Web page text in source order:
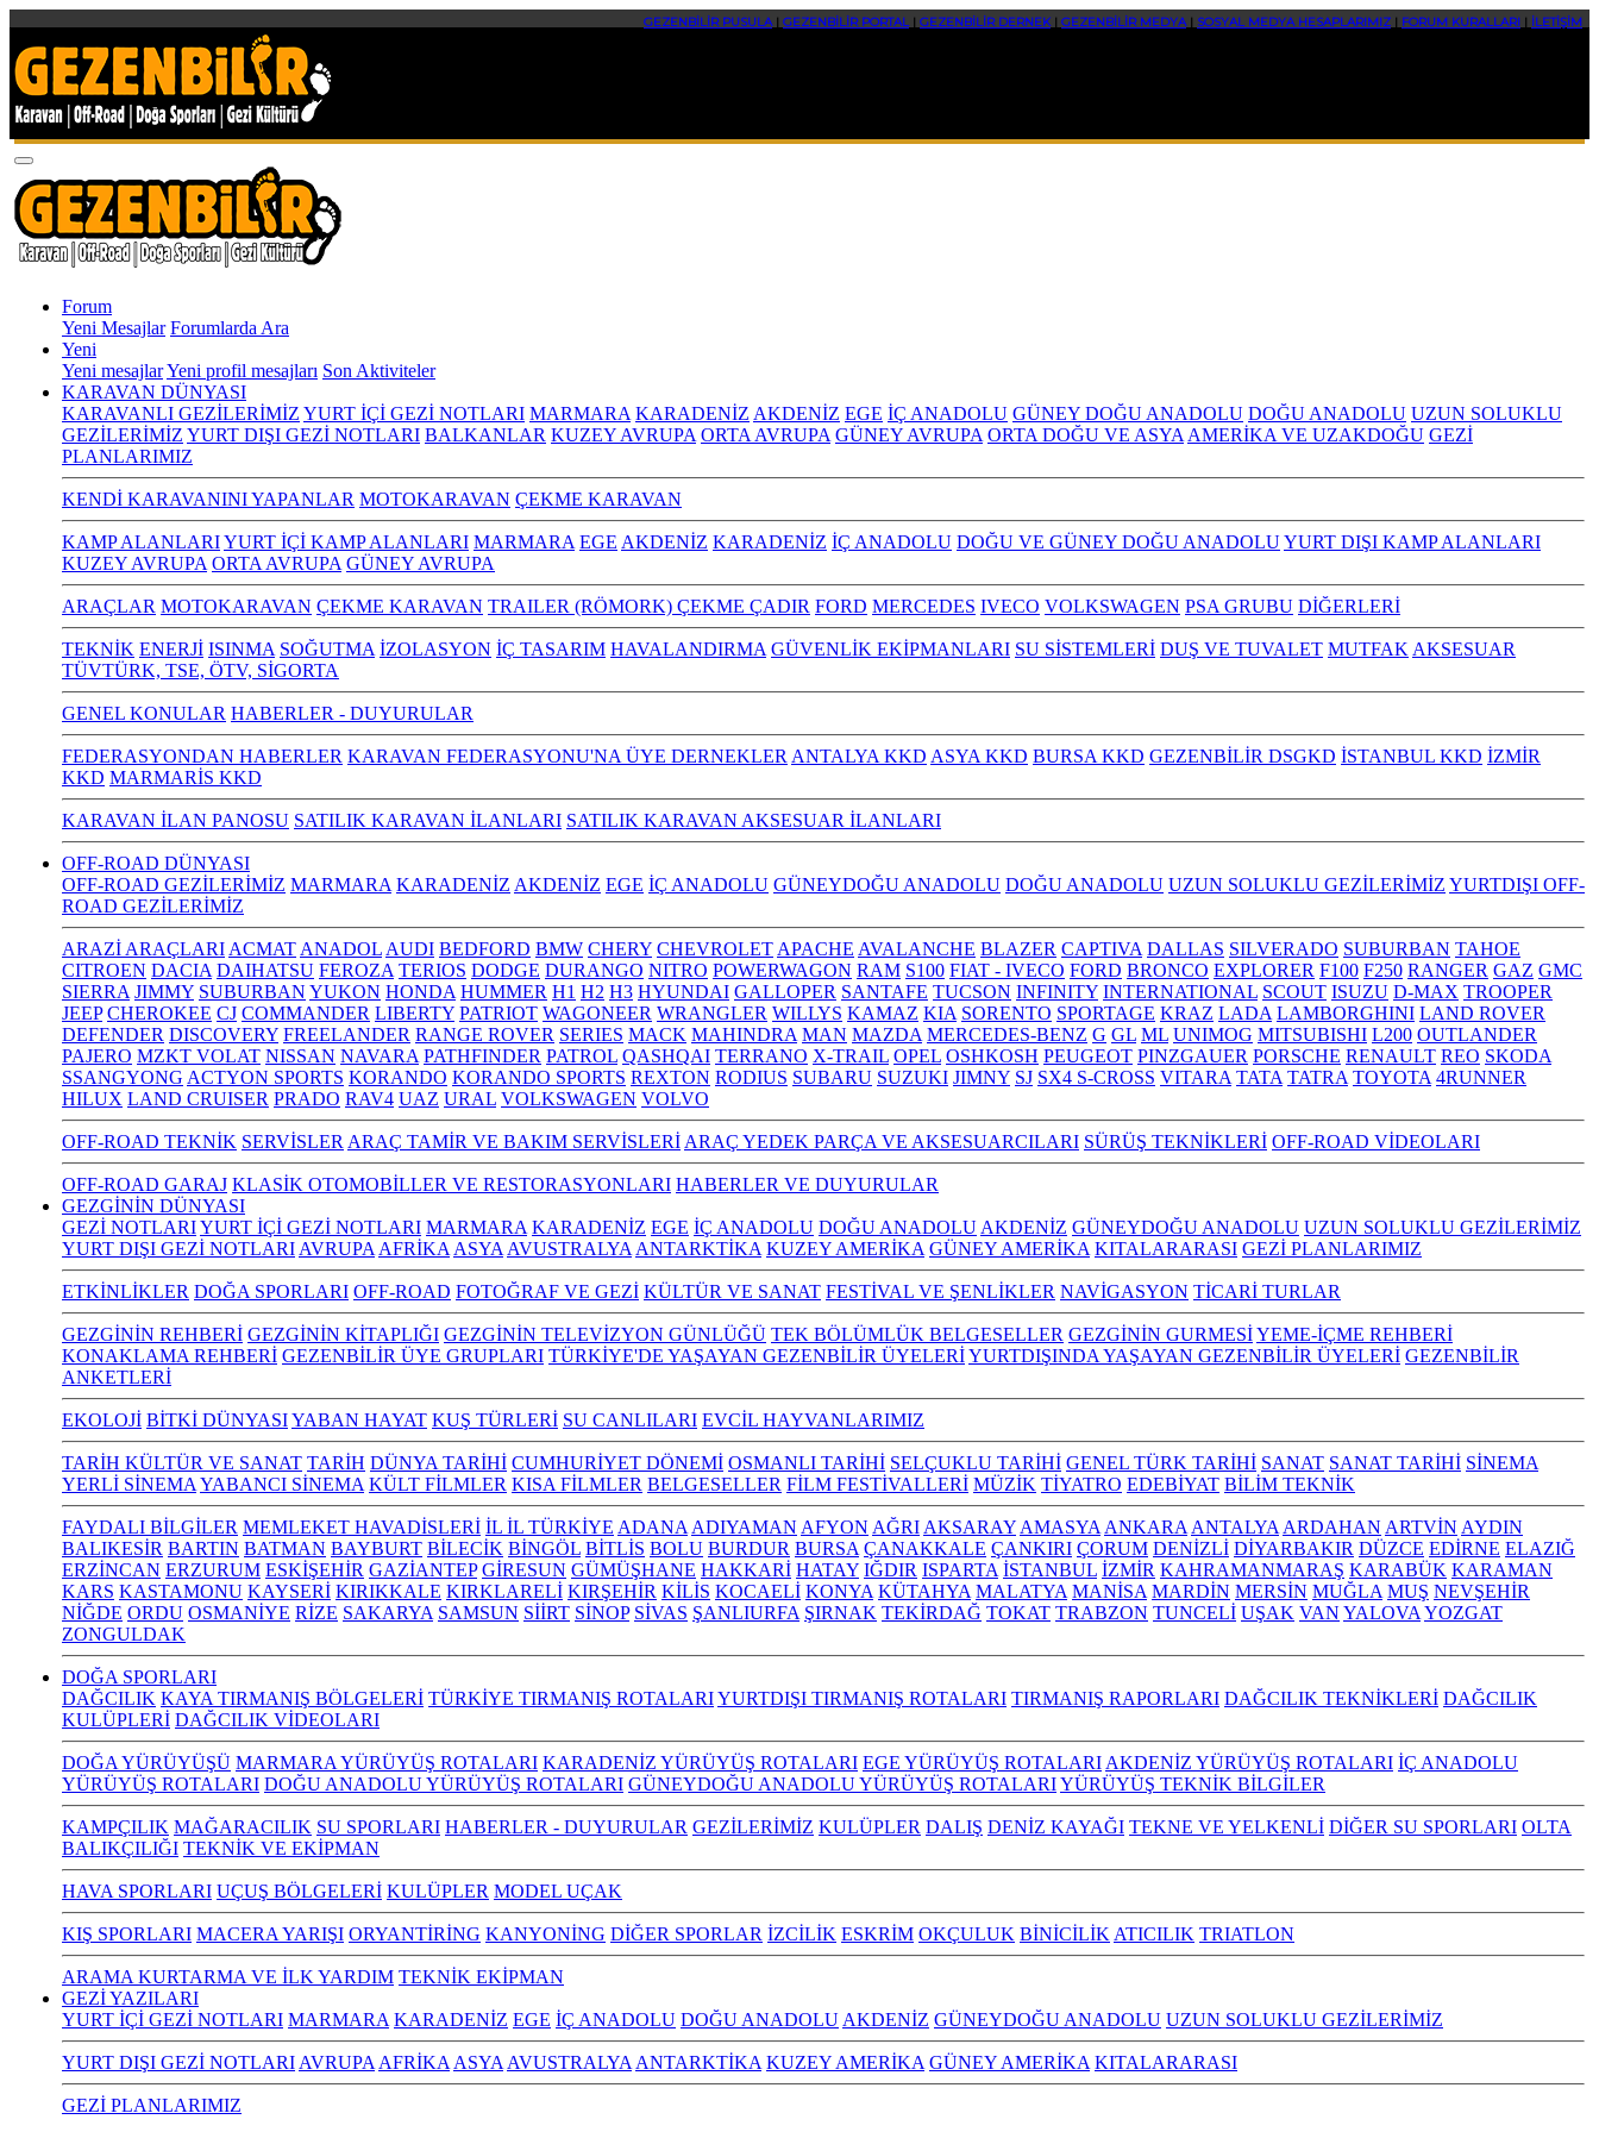
GEZENBİLİR PUSULA| GEZENBİLİR PORTAL| GEZENBİLİR DERNEK| GEZENBİLİR MEDYA| SOSYAL MEDYA HESAPLARIMIZ | FORUM KURALLARI | İLETİŞİM
Forum
Yeni Mesajlar Forumlarda Ara
Yeni
Yeni mesajlarYeni profil mesajları Son Aktiviteler
KARAVAN DÜNYASI
KARAVANLI GEZİLERİMİZ YURT İÇİ GEZİ NOTLARI MARMARA KARADENİZ AKDENİZ EGE İÇ ANADOLU GÜNEY DOĞU ANADOLU DOĞU ANADOLU UZUN SOLUKLU
GEZİLERİMİZ YURT DIŞI GEZİ NOTLARI BALKANLAR KUZEY AVRUPA ORTA AVRUPA GÜNEY AVRUPA ORTA DOĞU VE ASYA AMERİKA VE UZAKDOĞU GEZİ
PLANLARIMIZ
KENDİ KARAVANINI YAPANLAR MOTOKARAVAN ÇEKME KARAVAN
KAMP ALANLARIYURT İÇİ KAMP ALANLARI MARMARA EGE AKDENİZ KARADENİZ İÇ ANADOLU DOĞU VE GÜNEY DOĞU ANADOLUYURT DIŞI KAMP ALANLARI
KUZEY AVRUPA ORTA AVRUPA GÜNEY AVRUPA
ARAÇLAR MOTOKARAVAN ÇEKME KARAVAN TRAILER (RÖMORK) ÇEKME ÇADIR FORD MERCEDES IVECO VOLKSWAGEN PSA GRUBU DİĞERLERİ
TEKNİK ENERJİ ISINMA SOĞUTMA İZOLASYON İÇ TASARIM HAVALANDIRMA GÜVENLİK EKİPMANLARI SU SİSTEMLERİ DUŞ VE TUVALET MUTFAK AKSESUAR
TÜVTÜRK, TSE, ÖTV, SİGORTA
GENEL KONULAR HABERLER - DUYURULAR
FEDERASYONDAN HABERLER KARAVAN FEDERASYONU'NA ÜYE DERNEKLER ANTALYA KKD ASYA KKD BURSA KKD GEZENBİLİR DSGKD İSTANBUL KKD İZMİR
KKD MARMARİS KKD
KARAVAN İLAN PANOSU SATILIK KARAVAN İLANLARI SATILIK KARAVAN AKSESUAR İLANLARI
OFF-ROAD DÜNYASI
OFF-ROAD GEZİLERİMİZ MARMARA KARADENİZ AKDENİZ EGE İÇ ANADOLU GÜNEYDOĞU ANADOLU DOĞU ANADOLU UZUN SOLUKLU GEZİLERİMİZ YURTDIŞI OFF-
ROAD GEZİLERİMİZ
ARAZİ ARAÇLARI ACMAT ANADOL AUDI BEDFORD BMW CHERY CHEVROLET APACHE AVALANCHE BLAZER CAPTIVA DALLAS SILVERADO SUBURBAN TAHOE
CITROEN DACIA DAIHATSU FEROZA TERIOS DODGE DURANGO NITRO POWERWAGON RAM S100 FIAT - IVECO FORD BRONCO EXPLORER F100 F250 RANGER GAZ GMC
SIERRA JIMMY SUBURBAN YUKON HONDA HUMMER H1 H2 H3 HYUNDAI GALLOPER SANTAFE TUCSON INFINITY INTERNATIONAL SCOUT ISUZU D-MAX TROOPER
JEEP CHEROKEE CJ COMMANDER LIBERTY PATRIOT WAGONEER WRANGLER WILLYS KAMAZ KIA SORENTO SPORTAGE KRAZ LADA LAMBORGHINI LAND ROVER
DEFENDER DISCOVERY FREELANDER RANGE ROVER SERIES MACK MAHINDRA MAN MAZDA MERCEDES-BENZ G GL ML UNIMOG MITSUBISHI L200 OUTLANDER
PAJERO MZKT VOLAT NISSAN NAVARA PATHFINDER PATROL QASHQAI TERRANO X-TRAIL OPEL OSHKOSH PEUGEOT PINZGAUER PORSCHE RENAULT REO SKODA
SSANGYONG ACTYON SPORTS KORANDO KORANDO SPORTS REXTON RODIUS SUBARU SUZUKI JIMNY SJ SX4 S-CROSS VITARA TATA TATRA TOYOTA 4RUNNER
HILUX LAND CRUISER PRADO RAV4 UAZ URAL VOLKSWAGEN VOLVO
OFF-ROAD TEKNİK SERVİSLER ARAÇ TAMİR VE BAKIM SERVİSLERİ ARAÇ YEDEK PARÇA VE AKSESUARCILARI SÜRÜŞ TEKNİKLERİ OFF-ROAD VİDEOLARI
OFF-ROAD GARAJ KLASİK OTOMOBİLLER VE RESTORASYONLARI HABERLER VE DUYURULAR
GEZGİNİN DÜNYASI
GEZİ NOTLARIYURT İÇİ GEZİ NOTLARI MARMARA KARADENİZ EGE İÇ ANADOLU DOĞU ANADOLU AKDENİZ GÜNEYDOĞU ANADOLU UZUN SOLUKLU GEZİLERİMİZ
YURT DIŞI GEZİ NOTLARI AVRUPA AFRİKA ASYA AVUSTRALYA ANTARKTİKA KUZEY AMERİKA GÜNEY AMERİKA KITALARARASI GEZİ PLANLARIMIZ
ETKİNLİKLER DOĞA SPORLARI OFF-ROAD FOTOĞRAF VE GEZİ KÜLTÜR VE SANAT FESTİVAL VE ŞENLİKLER NAVİGASYON TİCARİ TURLAR
GEZGİNİN REHBERİ GEZGİNİN KİTAPLIĞI GEZGİNİN TELEVİZYON GÜNLÜĞÜ TEK BÖLÜMLÜK BELGESELLER GEZGİNİN GURMESİYEME-İÇME REHBERİ
KONAKLAMA REHBERİ GEZENBİLİR ÜYE GRUPLARI TÜRKİYE'DE YAŞAYAN GEZENBİLİR ÜYELERİYURTDIŞINDA YAŞAYAN GEZENBİLİR ÜYELERİ GEZENBİLİR
ANKETLERİ
EKOLOJİ BİTKİ DÜNYASIYABAN HAYAT KUŞ TÜRLERİ SU CANLILARI EVCİL HAYVANLARIMIZ
TARİH KÜLTÜR VE SANAT TARİH DÜNYA TARİHİ CUMHURİYET DÖNEMİ OSMANLI TARİHİ SELÇUKLU TARİHİ GENEL TÜRK TARİHİ SANAT SANAT TARİHİ SİNEMA
YERLİ SİNEMA YABANCI SİNEMA KÜLT FİLMLER KISA FİLMLER BELGESELLER FİLM FESTİVALLERİ MÜZİK TİYATRO EDEBİYAT BİLİM TEKNİK
FAYDALI BİLGİLER MEMLEKET HAVADİSLERİ İL İL TÜRKİYE ADANA ADIYAMAN AFYON AĞRI AKSARAY AMASYA ANKARA ANTALYA ARDAHAN ARTVİN AYDIN
BALIKESİR BARTIN BATMAN BAYBURT BİLECİK BİNGÖL BİTLİS BOLU BURDUR BURSA ÇANAKKALE ÇANKIRI ÇORUM DENİZLİ DİYARBAKIR DÜZCE EDİRNE ELAZIĞ
ERZİNCAN ERZURUM ESKİŞEHİR GAZİANTEP GİRESUN GÜMÜŞHANE HAKKARİ HATAY IĞDIR ISPARTA İSTANBUL İZMİR KAHRAMANMARAŞ KARABÜK KARAMAN
KARS KASTAMONU KAYSERİ KIRIKKALE KIRKLARELİ KIRŞEHİR KİLİS KOCAELİ KONYA KÜTAHYA MALATYA MANİSA MARDİN MERSİN MUĞLA MUŞ NEVŞEHİR
NİĞDE ORDU OSMANİYE RİZE SAKARYA SAMSUN SİİRT SİNOP SİVAS ŞANLIURFA ŞIRNAK TEKİRDAĞ TOKAT TRABZON TUNCELİ UŞAK VAN YALOVA YOZGAT
ZONGULDAK
DOĞA SPORLARI
DAĞCILIK KAYA TIRMANIŞ BÖLGELERİ TÜRKİYE TIRMANIŞ ROTALARIYURTDIŞI TIRMANIŞ ROTALARI TIRMANIŞ RAPORLARI DAĞCILIK TEKNİKLERİ DAĞCILIK
KULÜPLERİ DAĞCILIK VİDEOLARI
DOĞA YÜRÜYÜŞÜ MARMARA YÜRÜYÜŞ ROTALARI KARADENİZ YÜRÜYÜŞ ROTALARI EGE YÜRÜYÜŞ ROTALARI AKDENİZ YÜRÜYÜŞ ROTALARI İÇ ANADOLU
YÜRÜYÜŞ ROTALARI DOĞU ANADOLU YÜRÜYÜŞ ROTALARI GÜNEYDOĞU ANADOLU YÜRÜYÜŞ ROTALARIYÜRÜYÜŞ TEKNİK BİLGİLER
KAMPÇILIK MAĞARACILIK SU SPORLARI HABERLER - DUYURULAR GEZİLERİMİZ KULÜPLER DALIŞ DENİZ KAYAĞI TEKNE VE YELKENLİ DİĞER SU SPORLARI OLTA
BALIKÇILIĞI TEKNİK VE EKİPMAN
HAVA SPORLARI UÇUŞ BÖLGELERİ KULÜPLER MODEL UÇAK
KIŞ SPORLARI MACERA YARIŞI ORYANTİRİNG KANYONİNG DİĞER SPORLAR İZCİLİK ESKRİM OKÇULUK BİNİCİLİK ATICILIK TRIATLON
ARAMA KURTARMA VE İLK YARDIM TEKNİK EKİPMAN
GEZİ YAZILARI
YURT İÇİ GEZİ NOTLARI MARMARA KARADENİZ EGE İÇ ANADOLU DOĞU ANADOLU AKDENİZ GÜNEYDOĞU ANADOLU UZUN SOLUKLU GEZİLERİMİZ
YURT DIŞI GEZİ NOTLARI AVRUPA AFRİKA ASYA AVUSTRALYA ANTARKTİKA KUZEY AMERİKA GÜNEY AMERİKA KITALARARASI
GEZİ PLANLARIMIZ